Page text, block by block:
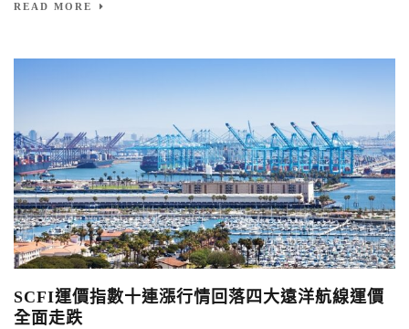
READ MORE
SCFI運價指數十連漲行情回落四大遠洋航線運價
全面走跌